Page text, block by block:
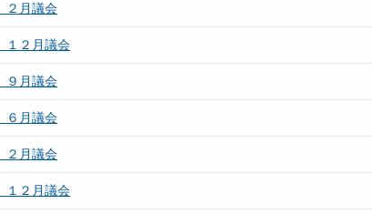
２月議会
２月議会
９月議会
６月議会
２月議会
２月議会